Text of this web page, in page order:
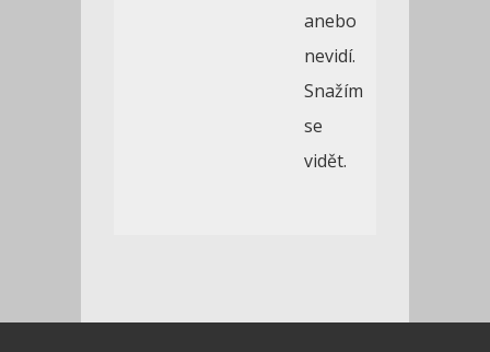
anebo
nevidí.
Snažím
se
vidět.